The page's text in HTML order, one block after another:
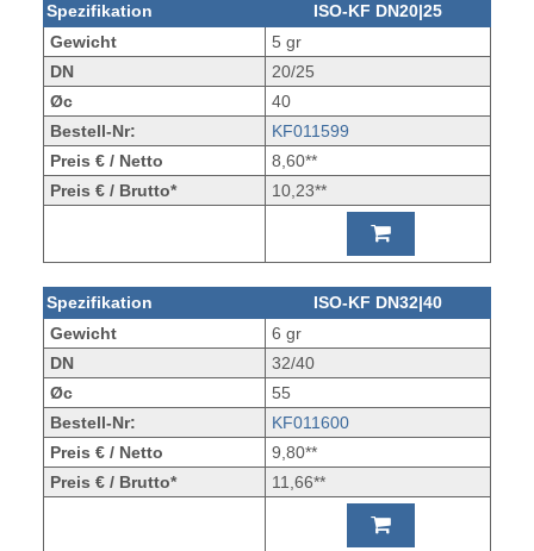
Spezifikation
ISO-KF DN20|25
Gewicht
5 gr
DN
20/25
Øc
40
Bestell-Nr:
KF011599
Preis € / Netto
8,60**
Preis € / Brutto*
10,23**
Spezifikation
ISO-KF DN32|40
Gewicht
6 gr
DN
32/40
Øc
55
Bestell-Nr:
KF011600
Preis € / Netto
9,80**
Preis € / Brutto*
11,66**